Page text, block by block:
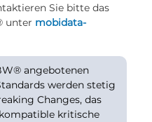
Sie bitte das
unter mobidata-
angebotenen
werden stetig
Changes, das
kritische